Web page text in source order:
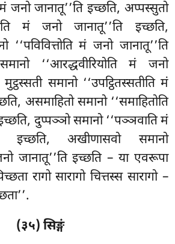
जनो जानातू’’ति इच्छति, अप्पस्सुतो
मं जनो जानातू’’ति इच्छति,
‘‘पविवित्तोति मं जनो जानातू’’ति
‘‘आरद्धवीरियोति मं जनो
समानो ‘‘उपट्ठितस्सतीति मं
असमाहितो समानो ‘‘समाहितोति
दुप्पञ्ञोसमानो ‘‘पञ्ञवाति मं
इच्छति, अखीणासवो समानो
जानातू’’ति इच्छति – या एवरूपा
रागो सारागो चित्तस्स सारागो –
(३५) सिङ्गं